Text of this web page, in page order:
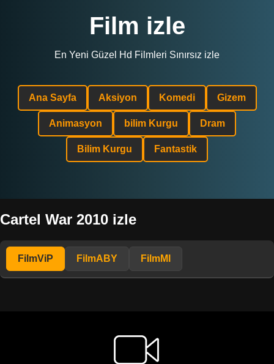
Film izle
En Yeni Güzel Hd Filmleri Sınırsız izle
Ana Sayfa Aksiyon Komedi Gizem
Animasyon bilim Kurgu Dram
Bilim Kurgu Fantastik
Cartel War 2010 izle
FilmViP FilmABY FilmMl